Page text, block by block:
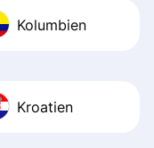
Kolumbien
Kroatien